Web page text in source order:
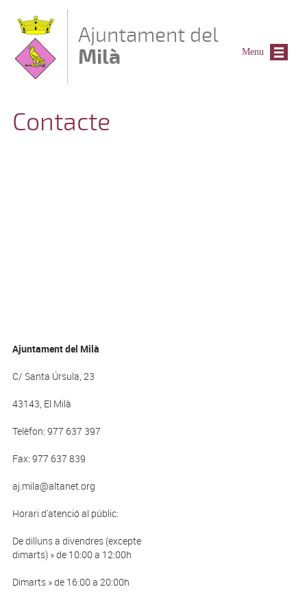
Ajuntament del
Milà
Contacte
Ajuntament del Milà
C/ Santa Úrsula, 23
43143, El Milà
Telèfon: 977 637 397
Fax: 977 637 839
aj.mila@altanet.org
Horari d'atenció al públic:
De dilluns a divendres (excepte
dimarts) » de 10:00 a 12:00h
Dimarts » de 16:00 a 20:00h
Menu